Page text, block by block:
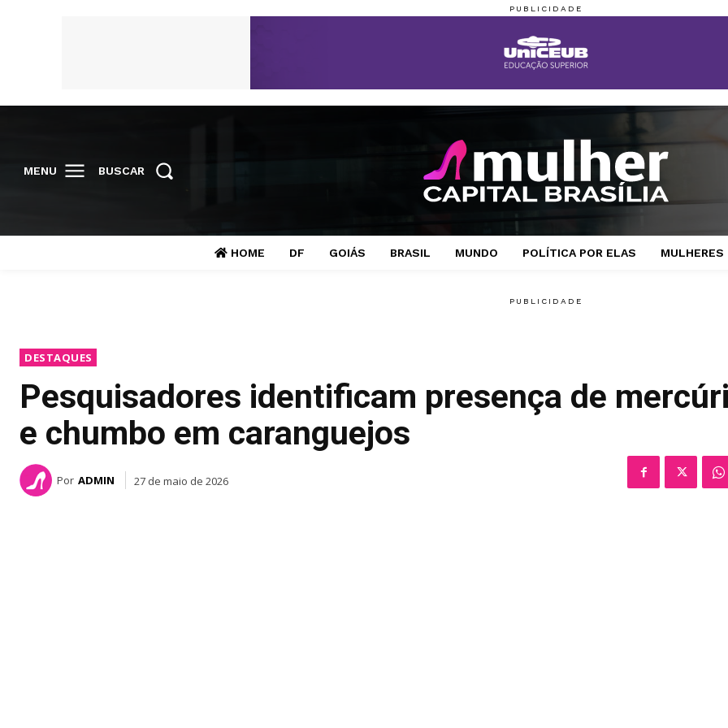
MENU BUSCAR
HOME DF GOIÁS BRASIL MUNDO POLÍTICA POR ELAS MULHERES
DESTAQUES
Pesquisadores identificam presença de
e chumbo em caranguejos
Por ADMIN 27 de maio de 2026